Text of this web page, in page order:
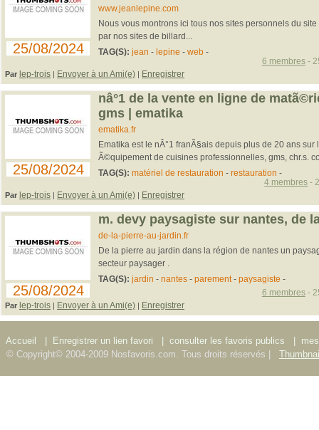
25/08/2024
www.jeanlepine.com
Nous vous montrons ici tous nos sites personnels du
par nos sites de billard...
TAG(S): jean - lepine - web -
Par lep-trois | Envoyer à un Ami(e) | Enregistrer
6 membres-
25/08/2024
nâ°1 de la vente en ligne de
gms | ematika
ematika.fr
Ematika est le nÂ°1 franÃ§ais depuis plus de 20 ans
Ã©quipement de cuisines professionnelles, gms, chr.s.
TAG(S): matériel de restauration - restauration -
Par lep-trois | Envoyer à un Ami(e) | Enregistrer
4 membres -
25/08/2024
m. devy paysagiste sur nantes, de
de-la-pierre-au-jardin.fr
De la pierre au jardin dans la région de nantes un
secteur paysager .
TAG(S): jardin - nantes- parement- paysagiste -
Par lep-trois | Envoyer à un Ami(e) | Enregistrer
6 membres-
Accueil Enregistrer un lien favori consulter les favoris publics
© Copyright© 2004-2009 Nosfavoris.com. Tous droits réservés |